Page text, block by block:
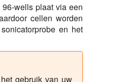
wells plaat via een
cellen worden
en het
gebruik van uw